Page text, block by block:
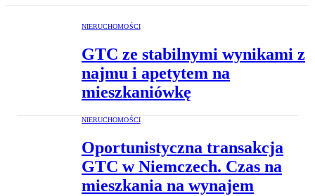
NIERUCHOMOŚCI
GTC ze stabilnymi wynikami z
najmu i apetytem na
mieszkaniówkę
NIERUCHOMOŚCI
Oportunistyczna transakcja
GTC w Niemczech. Czas na
mieszkania na wynajem